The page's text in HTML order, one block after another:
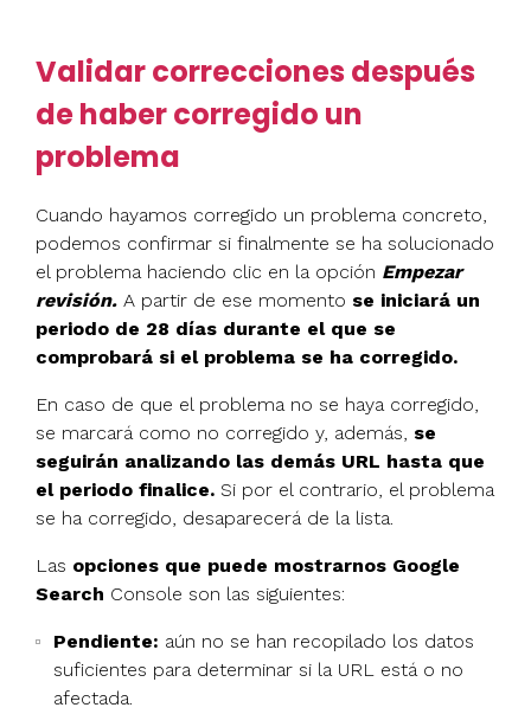
Validar correcciones después
de haber corregido un
problema
Cuando hayamos corregido un problema concreto,
podemos confirmar si finalmente se ha solucionado
el problema haciendo clic en la opción Empezar
revisión. A partir de ese momento se iniciará un
periodo de 28 días durante el que se
comprobará si el problema se ha corregido.
En caso de que el problema no se haya corregido,
se marcará como no corregido y, además, se
seguirán analizando las demás URL hasta que
el periodo finalice. Si por el contrario, el problema
se ha corregido, desaparecerá de la lista.
Las opciones que puede mostrarnos Google
Search Console son las siguientes:
Pendiente: aún no se han recopilado los datos
suficientes para determinar si la URL está o no
afectada.